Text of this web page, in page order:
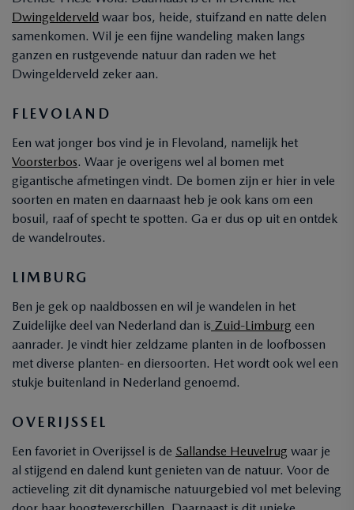
Dwingelderveld waar bos, heide, stuifzand en natte delen
samenkomen. Wil je een fijne wandeling maken langs
ganzen en rustgevende natuur dan raden we het
Dwingelderveld zeker aan.
FLEVOLAND
Een wat jonger bos vind je in Flevoland, namelijk het
Voorsterbos. Waar je overigens wel al bomen met
gigantische afmetingen vindt. De bomen zijn er hier in vele
soorten en maten en daarnaast heb je ook kans om een
bosuil, raaf of specht te spotten. Ga er dus op uit en ontdek
de wandelroutes.
LIMBURG
Ben je gek op naaldbossen en wil je wandelen in het
Zuidelijke deel van Nederland dan is Zuid-Limburg een
aanrader. Je vindt hier zeldzame planten in de loofbossen
met diverse planten- en diersoorten. Het wordt ook wel een
stukje buitenland in Nederland genoemd.
OVERIJSSEL
Een favoriet in Overijssel is de Sallandse Heuvelrug waar je
al stijgend en dalend kunt genieten van de natuur. Voor de
actieveling zit dit dynamische natuurgebied vol met beleving